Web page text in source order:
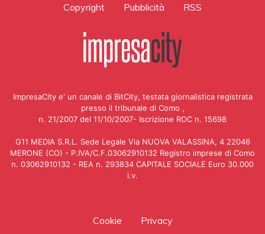
Copyright Pubblicità RSS
ImpresaCity e' un canale di BitCity, testata giornalistica registrata
presso il tribunale di Como ,
n. 21/2007 del 11/10/2007- Iscrizione ROC n. 15698
G11 MEDIA S.R.L. Sede Legale Via NUOVA VALASSINA, 4 22046
MERONE (CO) - P.IVA/C.F.03062910132 Registro imprese di Como
n. 03062910132 - REA n. 293834 CAPITALE SOCIALE Euro 30.000
i.v.
Cookie Privacy